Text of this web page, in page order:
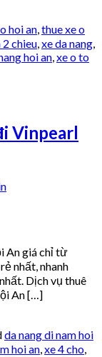
hoi an,thue xe o
2 chieu,xe da nang,
hoi an,xe o to
Vinpearl
An giá chỉ từ
nhất, nhanh
Dịch vụ thuê
An […]
da nang di nam hoi
hoi an,xe 4 cho,